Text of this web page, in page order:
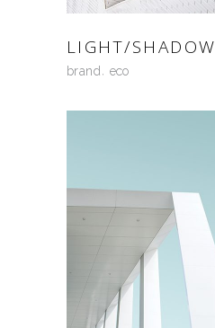
LIGHT/SHADOW
brand eco